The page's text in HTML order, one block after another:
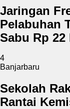
Jaringan
Pelabuhan
Sabu Rp 22
4
Banjarbaru
Sekolah
Rantai